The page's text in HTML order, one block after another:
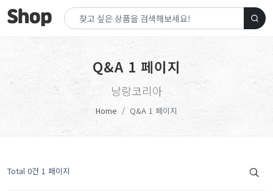
Q&A 1 페이지
낭랑코리아
Home Q&A 1 페이지
Total 0건 1 페이지